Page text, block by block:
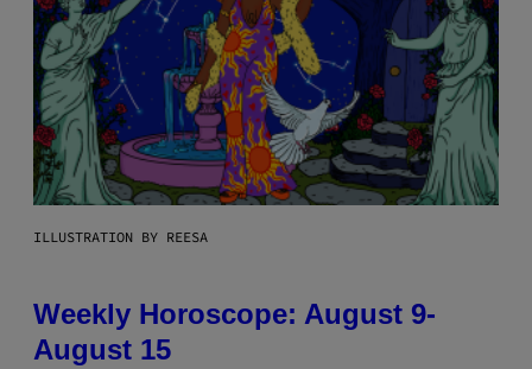
ILLUSTRATION BY REESA
Weekly Horoscope: August 9-
August 15